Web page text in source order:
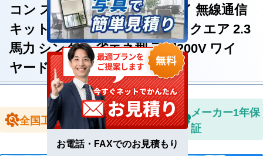
コン スリムZR 人感ムーブアイ 無線通信
キット 天井カセット4方向 i-スクエア 2.3
馬力 シングル 省エネ型 三相200V ワイ
ヤードリモコン
全国工事対応
全国送料無
料
メーカー1年保
証
お電話・FAXでのお見積もり